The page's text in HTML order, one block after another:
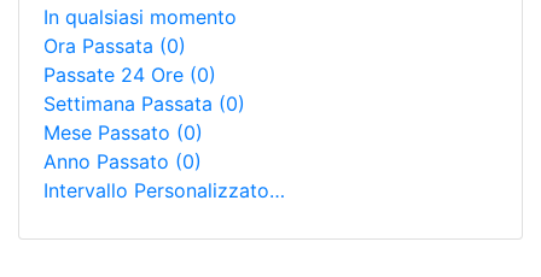
In qualsiasi momento
Ora Passata (0)
Passate 24 Ore (0)
Settimana Passata (0)
Mese Passato (0)
Anno Passato (0)
Intervallo Personalizzato…